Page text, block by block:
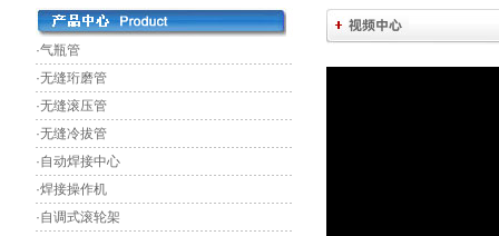
·气瓶管
·无缝珩磨管
·无缝滚压管
·无缝冷拔管
·自动焊接中心
·焊接操作机
·自调式滚轮架